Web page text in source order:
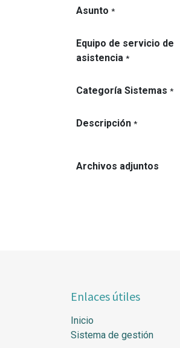
Asunto *
Equipo de servicio de
asistencia *
Categoría Sistemas *
Descripción *
Archivos adjuntos
Enlaces útiles
Inicio
Sistema de gestión